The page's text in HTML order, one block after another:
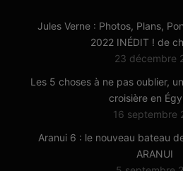
Jules Verne : Photos, Plans,
2022 INÉDIT ! de
23 décembre
Les 5 choses à ne pas oublier,
croisière en
16 septembre
Aranui 6 : le nouveau bateau
ARANUI